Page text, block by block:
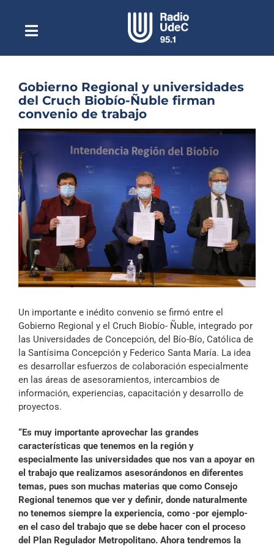
contenidoToggle
NavigationEscuchar Radio UdeC en vivo
Quiénes Somos
Programación
Podcast
Noticias
Reportajes
Columnas
Música Clásica
Especiales
Archivo Sonoro
Gobierno Regional y universidades
del Cruch Biobío-Ñuble firman
convenio de trabajo
Ver
imagen
más
grande
Un importante e inédito convenio se firmó entre el
Gobierno Regional y el Cruch Biobío- Ñuble, integrado por
las Universidades de Concepción, del Bío-Bío, Católica de
la Santísima Concepción y Federico Santa María. La idea
es desarrollar esfuerzos de colaboración especialmente
en las áreas de asesoramientos, intercambios de
información, experiencias, capacitación y desarrollo de
proyectos.
“Es muy importante aprovechar las grandes
características que tenemos en la región y
especialmente las universidades que nos van a apoyar en
el trabajo que realizamos asesorándonos en diferentes
temas, pues son muchas materias que como Consejo
Regional tenemos que ver y definir, donde naturalmente
no tenemos siempre la experiencia, como -por ejemplo-
en el caso del trabajo que se debe hacer con el proceso
del Plan Regulador Metropolitano. Ahora tendremos la